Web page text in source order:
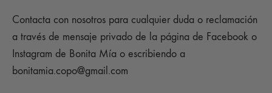
Contacta con nosotros para cualquier duda o reclamación
a través de mensaje privado de la página de Facebook o
Instagram de Bonita Mía o escribiendo a
bonitamia.copo@gmail.com